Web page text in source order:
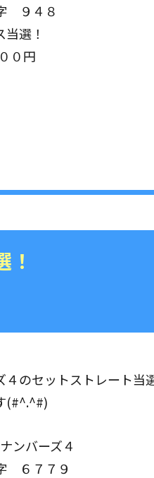
９４８
当選！
０円
４のセットストレート当
(#^.^#)
ンバーズ４
６７７９